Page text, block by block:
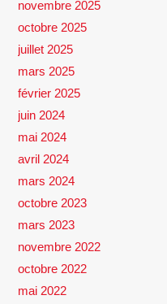
novembre 2025
octobre 2025
juillet 2025
mars 2025
février 2025
juin 2024
mai 2024
avril 2024
mars 2024
octobre 2023
mars 2023
novembre 2022
octobre 2022
mai 2022